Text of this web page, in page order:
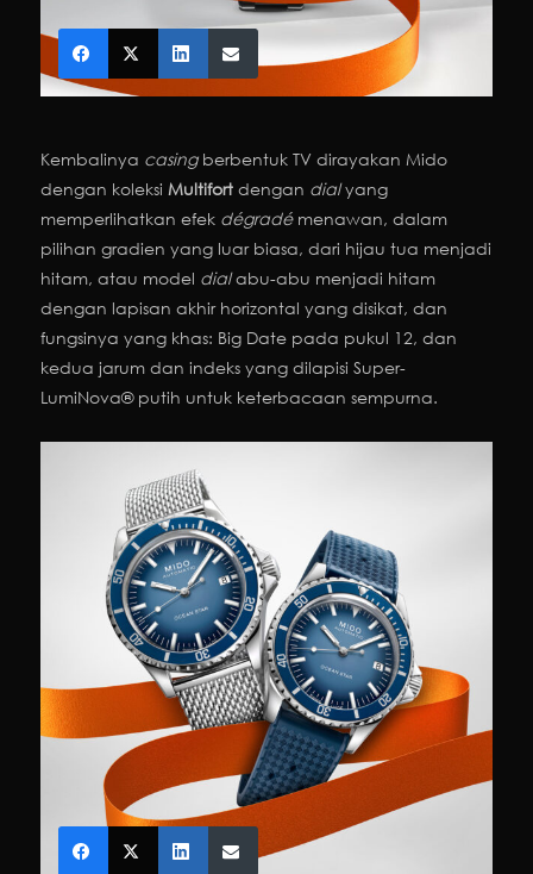
Kembalinya casingberbentuk TV dirayakan Mido
dengan koleksi Multifort dengan dialyang
memperlihatkan efek dégradémenawan, dalam
pilihan gradien yang luar biasa, dari hijau tua menjadi
hitam, atau model dialabu-abu menjadi hitam
dengan lapisan akhir horizontal yang disikat, dan
fungsinya yang khas: Big Date pada pukul 12, dan
kedua jarum dan indeks yang dilapisi Super-
LumiNova® putih untuk keterbacaan sempurna.